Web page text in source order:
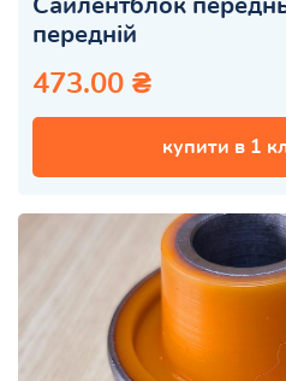
Сайлентблок
передній
473.00 ₴
купити в 1